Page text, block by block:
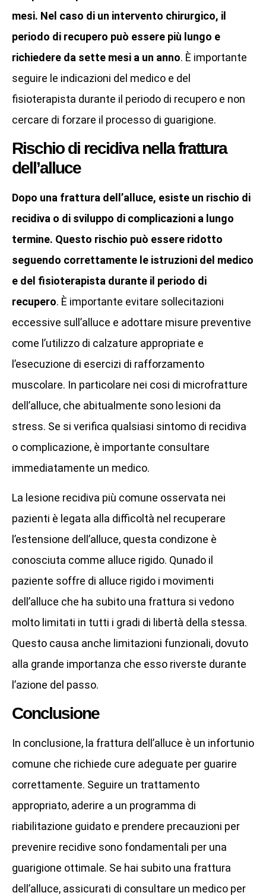
mesi. Nel caso di un intervento chirurgico, il
periodo di recupero può essere più lungo e
richiedere da sette mesi a un anno. È importante
seguire le indicazioni del medico e del
fisioterapista durante il periodo di recupero e non
cercare di forzare il processo di guarigione.
Rischio di recidiva nella frattura
dell’alluce
Dopo una frattura dell’alluce, esiste un rischio di
recidiva o di sviluppo di complicazioni a lungo
termine. Questo rischio può essere ridotto
seguendo correttamente le istruzioni del medico
e del fisioterapista durante il periodo di
recupero. È importante evitare sollecitazioni
eccessive sull’alluce e adottare misure preventive
come l’utilizzo di calzature appropriate e
l’esecuzione di esercizi di rafforzamento
muscolare. In particolare nei cosi di microfratture
dell’alluce, che abitualmente sono lesioni da
stress. Se si verifica qualsiasi sintomo di recidiva
o complicazione, è importante consultare
immediatamente un medico.
La lesione recidiva più comune osservata nei
pazienti è legata alla difficoltà nel recuperare
l’estensione dell’alluce, questa condizone è
conosciuta comme alluce rigido. Qunado il
paziente soffre di alluce rigido i movimenti
dell’alluce che ha subito una frattura si vedono
molto limitati in tutti i gradi di libertà della stessa.
Questo causa anche limitazioni funzionali, dovuto
alla grande importanza che esso riverste durante
l’azione del passo.
Conclusione
In conclusione, la frattura dell’alluce è un infortunio
comune che richiede cure adeguate per guarire
correttamente. Seguire un trattamento
appropriato, aderire a un programma di
riabilitazione guidato e prendere precauzioni per
prevenire recidive sono fondamentali per una
guarigione ottimale. Se hai subito una frattura
dell’alluce, assicurati di consultare un medico per